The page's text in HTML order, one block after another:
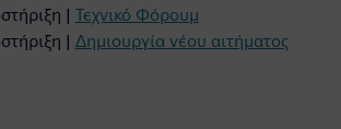
| Τεχνικό Φόρουμ
| Δημιουργία νέου αιτήματος